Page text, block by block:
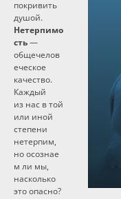
04
О центре
Программы
Вебинары
Персоналии
покривить
душой.
Нетерпимо
сть—
общечелов
еческое
качество.
Каждый
из нас в той
или иной
степени
нетерпим,
но осознае
м ли мы,
насколько
это опасно?